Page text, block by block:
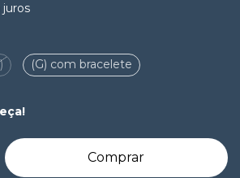
juros
(G) com bracelete